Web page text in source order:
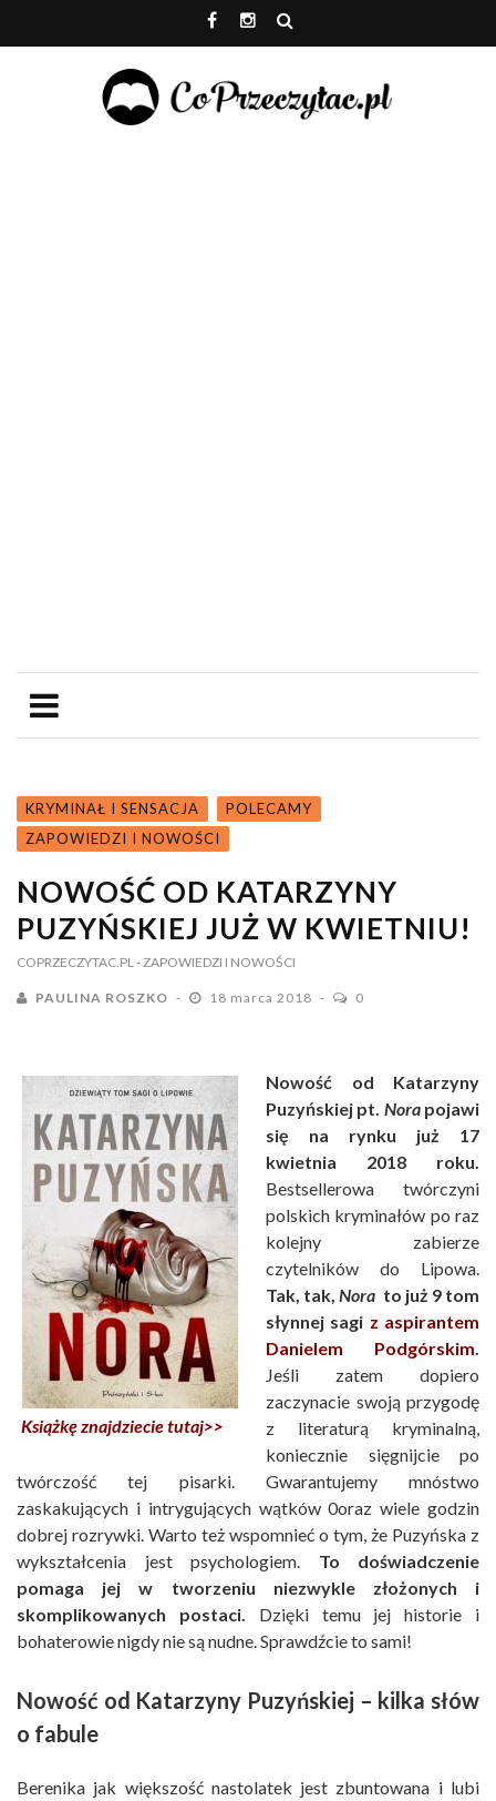
KRYMINAŁ I SENSACJA
POLECAMY
ZAPOWIEDZI I NOWOŚCI
NOWOŚĆ OD KATARZYNY
PUZYŃSKIEJ JUŻ W KWIETNIU!
COPRZECZYTAC.PL - ZAPOWIEDZI I NOWOŚCI
PAULINA ROSZKO 18 marca 2018 0
Książkę znajdziecie tutaj>>
Nowość od Katarzyny
Puzyńskiej pt. Norapojawi
się na rynku już 17
kwietnia 2018 roku.
Bestsellerowa twórczyni
polskich kryminałów po raz
kolejny zabierze
czytelników do Lipowa.
Tak, tak,Nora to już 9 tom
słynnej sagi z aspirantem
Danielem Podgórskim.
Jeśli zatem dopiero
zaczynacie swoją przygodę
z literaturą kryminalną,
koniecznie sięgnijcie po
twórczość tej pisarki. Gwarantujemy mnóstwo
zaskakujących i intrygujących wątków 0oraz wiele godzin
dobrej rozrywki. Warto też wspomnieć o tym, że Puzyńska z
wykształcenia jest psychologiem. To doświadczenie
pomaga jej w tworzeniu niezwykle złożonych i
skomplikowanych postaci. Dzięki temu jej historie i
bohaterowie nigdy nie są nudne. Sprawdźcie to sami!
Nowość od Katarzyny Puzyńskiej – kilka słów
o fabule
Berenika jak większość nastolatek jest zbuntowana i lubi